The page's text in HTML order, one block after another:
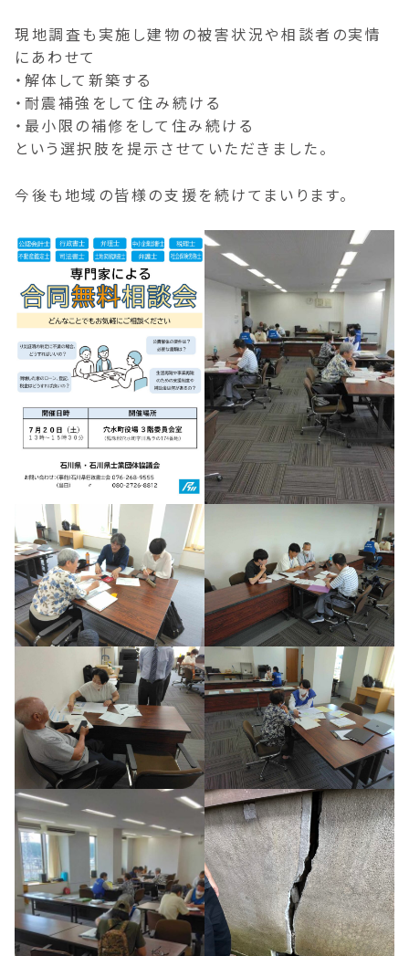
現地調査も実施し建物の被害状況や相談者の実情
にあわせて
・解体して新築する
・耐震補強をして住み続ける
・最小限の補修をして住み続ける
という選択肢を提示させていただきました。
今後も地域の皆様の支援を続けてまいります。